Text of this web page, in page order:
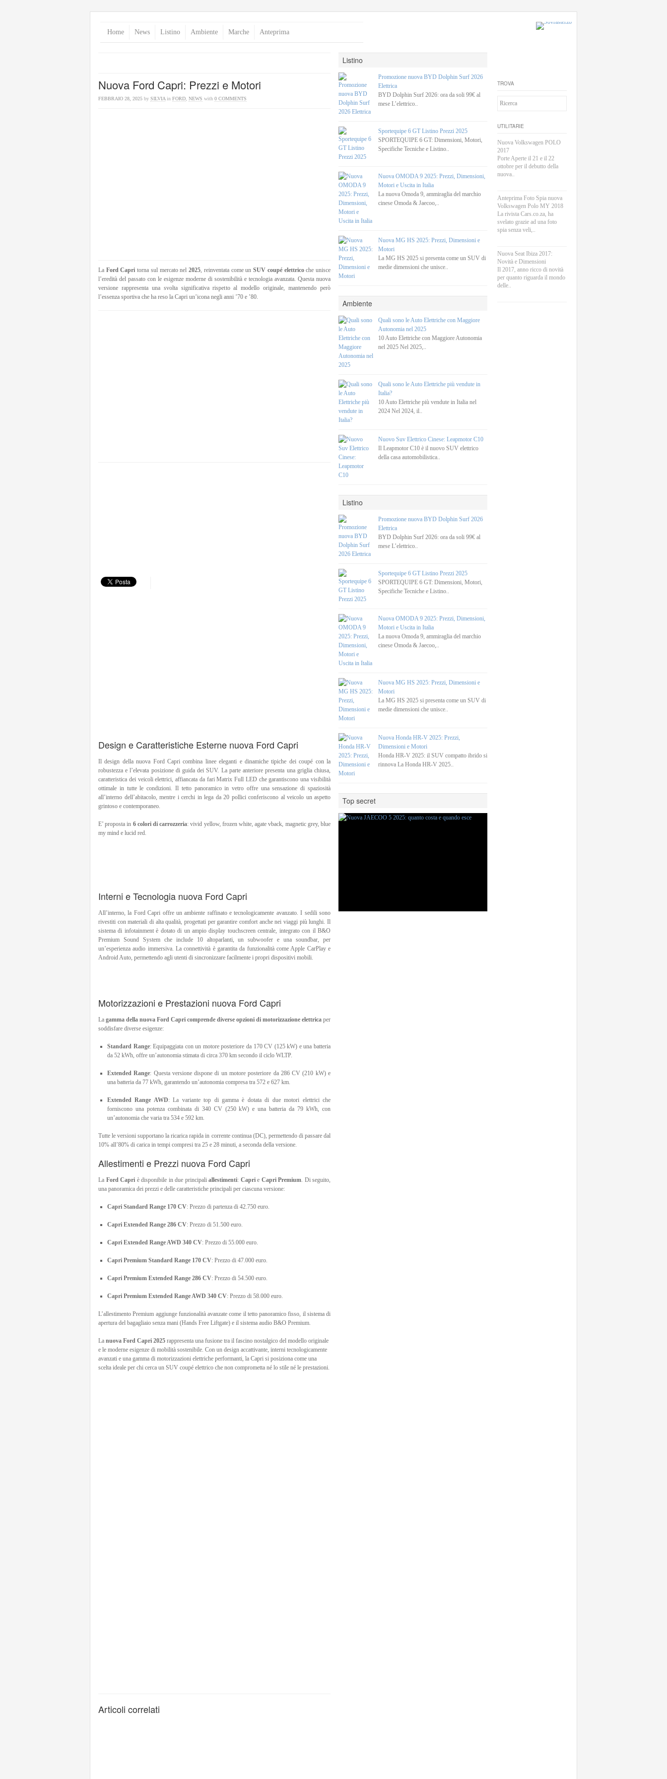
Home News Listino Ambiente Marche Anteprima
Nuova Ford Capri: Prezzi e Motori
FEBBRAIO 28, 2025 by SILVIA in FORD NEWS with 0 COMMENTS
La Ford Capri torna sul mercato nel2025, reinventata come unSUV coupé elettricoche unisce
l’eredità del passato con le esigenze moderne di sostenibilità e tecnologia avanzata. Questa nuova
versione rappresenta una svolta significativa rispetto al modello originale, mantenendo però
l’essenza sportiva che ha reso la Capri un’icona negli anni ’70 e ’80.
Design e Caratteristiche Esterne nuova Ford Capri
Il design della nuova Ford Capri combina linee eleganti e dinamiche tipiche dei coupé con la
robustezza e l’elevata posizione di guida dei SUV. La parte anteriore presenta una griglia chiusa,
caratteristica dei veicoli elettrici, affiancata da fari Matrix Full LED che garantiscono una visibilità
ottimale in tutte le condizioni. Il tetto panoramico in vetro offre una sensazione di spaziosità
all’interno dell’abitacolo, mentre i cerchi in lega da 20 pollici conferiscono al veicolo un aspetto
grintoso e contemporaneo.
E’ proposta in 6 colori di carrozzeria: vivid yellow, frozen white, agate vback, magnetic grey, blue
my mind e lucid red.
Interni e Tecnologia nuova Ford Capri
All’interno, la Ford Capri offre un ambiente raffinato e tecnologicamente avanzato. I sedili sono
rivestiti con materiali di alta qualità, progettati per garantire comfort anche nei viaggi più lunghi. Il
sistema di infotainment è dotato di un ampio display touchscreen centrale, integrato con il B&O
Premium Sound System che include 10 altoparlanti, un subwoofer e una soundbar, per
un’esperienza audio immersiva. La connettività è garantita da funzionalità come Apple CarPlay e
Android Auto, permettendo agli utenti di sincronizzare facilmente i propri dispositivi mobili.
Motorizzazioni e Prestazioni nuova Ford Capri
La gamma della nuova Ford Capri comprende diverse opzioni di motorizzazione elettrica per
soddisfare diverse esigenze:
Standard Range: Equipaggiata con un motore posteriore da 170 CV (125 kW) e una batteria
da 52 kWh, offre un’autonomia stimata di circa 370 km secondo il ciclo WLTP.
Extended Range: Questa versione dispone di un motore posteriore da 286 CV (210 kW) e
una batteria da 77 kWh, garantendo un’autonomia compresa tra 572 e 627 km.
Extended Range AWD: La variante top di gamma è dotata di due motori elettrici che
forniscono una potenza combinata di 340 CV (250 kW) e una batteria da 79 kWh, con
un’autonomia che varia tra 534 e 592 km.
Tutte le versioni supportano la ricarica rapida in corrente continua (DC), permettendo di passare dal
10% all’80% di carica in tempi compresi tra 25 e 28 minuti, a seconda della versione.
Allestimenti e Prezzi nuova Ford Capri
La Ford Capri è disponibile in due principali allestimenti: Caprie Capri Premium. Di seguito,
una panoramica dei prezzi e delle caratteristiche principali per ciascuna versione:
Capri Standard Range 170 CV: Prezzo di partenza di 42.750 euro.
Capri Extended Range 286 CV: Prezzo di 51.500 euro.
Capri Extended Range AWD 340 CV: Prezzo di 55.000 euro.
Capri Premium Standard Range 170 CV: Prezzo di 47.000 euro.
Capri Premium Extended Range 286 CV: Prezzo di 54.500 euro.
Capri Premium Extended Range AWD 340 CV: Prezzo di 58.000 euro.
L’allestimento Premium aggiunge funzionalità avanzate come il tetto panoramico fisso, il sistema di
apertura del bagagliaio senza mani (Hands Free Liftgate) e il sistema audio B&O Premium.
La nuova Ford Capri 2025 rappresenta una fusione tra il fascino nostalgico del modello originale
e le moderne esigenze di mobilità sostenibile. Con un design accattivante, interni tecnologicamente
avanzati e una gamma di motorizzazioni elettriche performanti, la Capri si posiziona come una
scelta ideale per chi cerca un SUV coupé elettrico che non comprometta né lo stile né le prestazioni.
Articoli correlati
Listino
Promozione nuova BYD Dolphin Surf 2026
Elettrica
BYD Dolphin Surf 2026: ora da soli 99€ al
mese L’elettrico..
Sportequipe 6 GT Listino Prezzi 2025
SPORTEQUIPE 6 GT: Dimensioni, Motori,
Specifiche Tecniche e Listino..
Nuova OMODA 9 2025: Prezzi, Dimensioni,
Motori e Uscita in Italia
La nuova Omoda 9, ammiraglia del marchio
cinese Omoda & Jaecoo,..
Nuova MG HS 2025: Prezzi, Dimensioni e
Motori
La MG HS 2025 si presenta come un SUV di
medie dimensioni che unisce..
Ambiente
Quali sono le Auto Elettriche con Maggiore
Autonomia nel 2025
10 Auto Elettriche con Maggiore Autonomia
nel 2025 Nel 2025,..
Quali sono le Auto Elettriche più vendute in
Italia?
10 Auto Elettriche più vendute in Italia nel
2024 Nel 2024, il..
Nuovo Suv Elettrico Cinese: Leapmotor C10
Il Leapmotor C10 è il nuovo SUV elettrico
della casa automobilistica..
Listino
Promozione nuova BYD Dolphin Surf 2026
Elettrica
BYD Dolphin Surf 2026: ora da soli 99€ al
mese L’elettrico..
Sportequipe 6 GT Listino Prezzi 2025
SPORTEQUIPE 6 GT: Dimensioni, Motori,
Specifiche Tecniche e Listino..
Nuova OMODA 9 2025: Prezzi, Dimensioni,
Motori e Uscita in Italia
La nuova Omoda 9, ammiraglia del marchio
cinese Omoda & Jaecoo,..
Nuova MG HS 2025: Prezzi, Dimensioni e
Motori
La MG HS 2025 si presenta come un SUV di
medie dimensioni che unisce..
Nuova Honda HR-V 2025: Prezzi,
Dimensioni e Motori
Honda HR-V 2025: il SUV compatto ibrido si
rinnova La Honda HR-V 2025..
Top secret
TROVA
UTILITARIE
Nuova Volkswagen POLO
2017
Porte Aperte il 21 e il 22
ottobre per il debutto della
nuova..
Anteprima Foto Spia nuova
Volkswagen Polo MY 2018
La rivista Cars.co.za, ha
svelato grazie ad una foto
spia senza veli,..
Nuova Seat Ibiza 2017:
Novità e Dimensioni
Il 2017, anno ricco di novità
per quanto riguarda il mondo
delle..